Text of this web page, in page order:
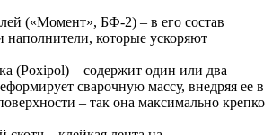
(«Момент», БФ-2) – в его состав
наполнители, которые ускоряют
(Poxipol) – содержит один или два
сварочную массу, внедряя ее в
– так она максимально крепко